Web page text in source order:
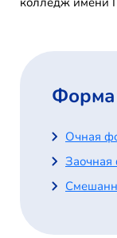
Форма
Очная
Заочная